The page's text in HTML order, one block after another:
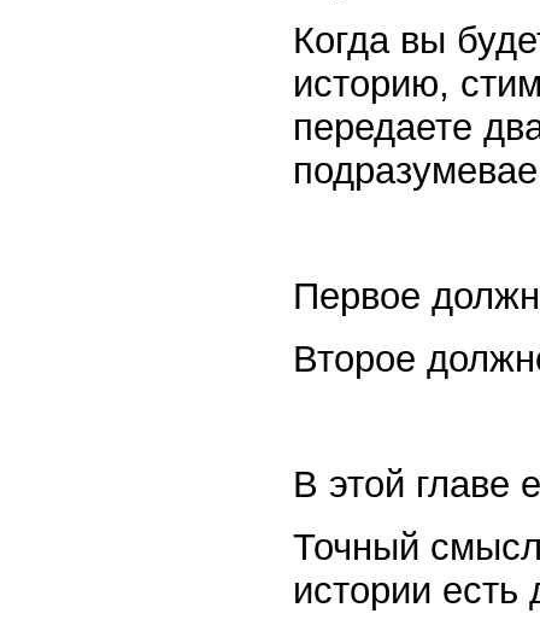
Когда вы
историю,
передаете
Первое
Второе
В этой главе
Точный
истории есть